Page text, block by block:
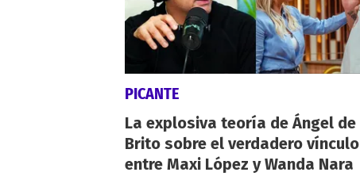
PICANTE
La explosiva teoría de Ángel de
Brito sobre el verdadero vínculo
entre Maxi López y Wanda Nara